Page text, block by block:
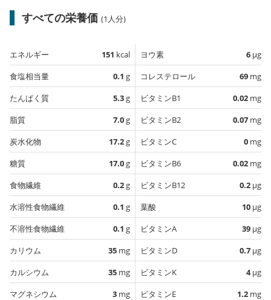
すべての栄養価 (1人分)
エネルギー 151 kcal
食塩相当量
0.1 g
たんぱく質
5.3g
脂質
7.0g
炭水化物
17.2g
糖質
17.0g
食物繊維
0.2g
水溶性食物繊維
0.1 g
不溶性食物繊維
0.1 g
カリウム
35 mg
カルシウム
35 mg
マグネシウム
3 mg
ヨウ素 6 µg
コレステロール
69 mg
ビタミンB1
0.02 mg
ビタミンB2
0.07 mg
ビタミンC
0 mg
ビタミンB6
0.02 mg
ビタミンB12
0.2 µg
葉酸
10 µg
ビタミンA
39 µg
ビタミンD
0.7 µg
ビタミンK
4µg
ビタミンE
1.2 mg